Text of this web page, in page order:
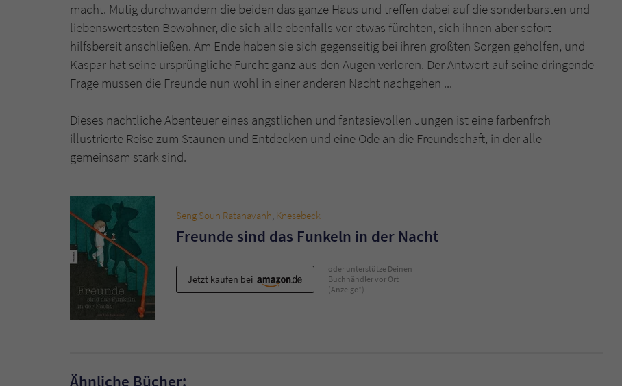
macht. Mutig durchwandern die beiden das ganze Haus und treffen dabei auf die sonderbarsten und
liebenswertesten Bewohner, die sich alle ebenfalls vor etwas fürchten, sich ihnen aber sofort
hilfsbereit anschließen. Am Ende haben sie sich gegenseitig bei ihren größten Sorgen geholfen, und
Kaspar hat seine ursprüngliche Furcht ganz aus den Augen verloren. Der Antwort auf seine dringende
Frage müssen die Freunde nun wohl in einer anderen Nacht nachgehen ...
Dieses nächtliche Abenteuer eines ängstlichen und fantasievollen Jungen ist eine farbenfroh
illustrierte Reise zum Staunen und Entdecken und eine Ode an die Freundschaft, in der alle
gemeinsam stark sind.
Seng Soun Ratanavanh, Knesebeck
Freunde sind das Funkeln in der Nacht
Jetzt kaufen bei
oder unterstütze Deinen
Buchhändler vor Ort
(Anzeige*)
Ähnliche Bücher:
Name tx_pwcomments_ahash
Anbieter Literatur-Couch Medien GmbH & Co. KG
Zweck Cookie für Kommentare einzelner Buchtitel
Laufzeit Session
Zweck
Dieses Cookie gewährleistet die Kommunikation der
Webseite mit dem Benutzer. Es wird benötigt um z. B.